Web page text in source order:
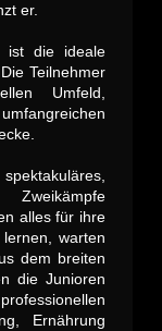
er.
ist die ideale
Teilnehmer
Umfeld,
alles für ihre
warten
dem breiten
die Junioren
Ernährung